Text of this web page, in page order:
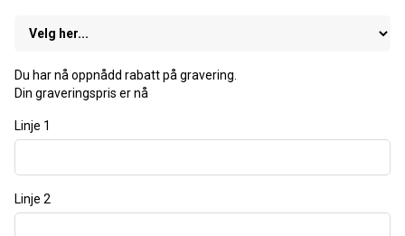
Du har nå oppnådd rabatt på gravering.
Din graveringspris er nå
Linje 1
Linje 2